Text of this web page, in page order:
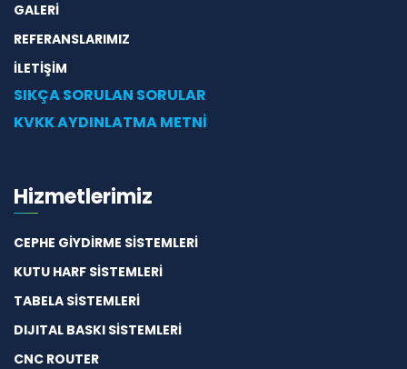
GALERİ
REFERANSLARIMIZ
İLETİŞİM
SIKÇA SORULAN SORULAR
KVKK AYDINLATMA METNİ
Hizmetlerimiz
CEPHE GİYDİRME SİSTEMLERİ
KUTU HARF SİSTEMLERİ
TABELA SİSTEMLERİ
DIJITAL BASKI SİSTEMLERİ
CNC ROUTER